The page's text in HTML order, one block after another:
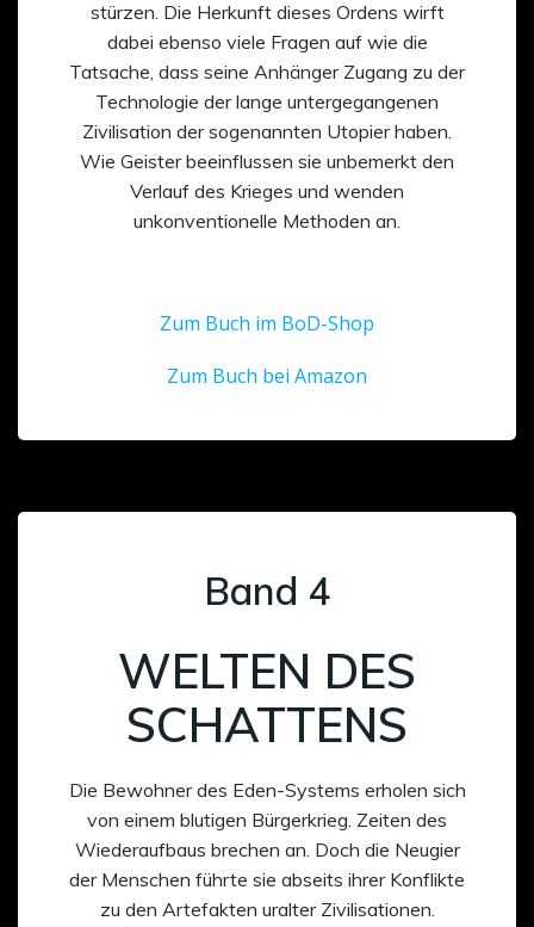
stürzen. Die Herkunft dieses Ordens wirft
dabei ebenso viele Fragen auf wie die
Tatsache, dass seine Anhänger Zugang zu der
Technologie der lange untergegangenen
Zivilisation der sogenannten Utopier haben.
Wie Geister beeinflussen sie unbemerkt den
Verlauf des Krieges und wenden
unkonventionelle Methoden an.
Zum Buch im BoD-Shop
Zum Buch bei Amazon
Band 4
WELTEN DES
SCHATTENS
Die Bewohner des Eden-Systems erholen sich
von einem blutigen Bürgerkrieg. Zeiten des
Wiederaufbaus brechen an. Doch die Neugier
der Menschen führte sie abseits ihrer Konflikte
zu den Artefakten uralter Zivilisationen.